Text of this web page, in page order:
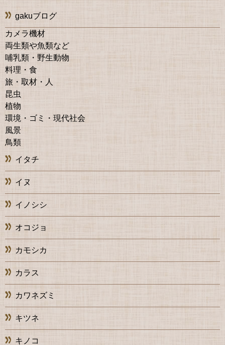
gakuブログ
カメラ機材
両生類や魚類など
哺乳類・野生動物
料理・食
旅・取材・人
昆虫
植物
環境・ゴミ・現代社会
風景
鳥類
イタチ
イヌ
イノシシ
オコジョ
カモシカ
カラス
カワネズミ
キツネ
キノコ